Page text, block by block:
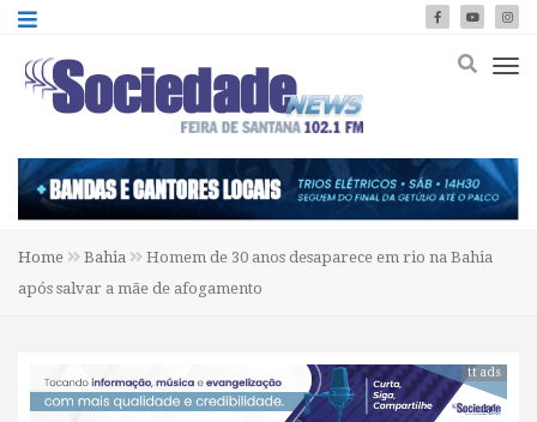
Home Bahia
Homem de 30 anos desaparece em rio na Bahia
após salvar a mãe de afogamento
tt ads